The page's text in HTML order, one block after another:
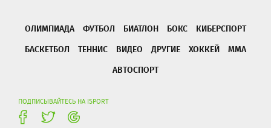
ОЛИМПИАДА ФУТБОЛ БИАТЛОН БОКС
КИБЕРСПОРТ
БАСКЕТБОЛ
ТЕННИС ВИДЕО ДРУГИЕ ХОККЕЙ
ММА
АВТОСПОРТ
ПОДПИСЫВАЙТЕСЬ НА ISPORT